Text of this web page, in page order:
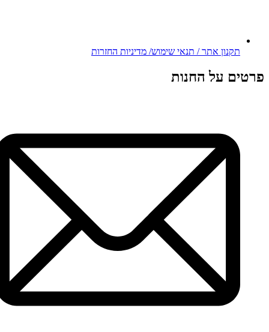
תקנון אתר / תנאי שימוש/ מדיניות החזרות
פרטים על החנות